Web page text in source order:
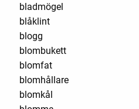
bladmögel
blåklint
blogg
blombukett
blomfat
blomhållare
blomkål